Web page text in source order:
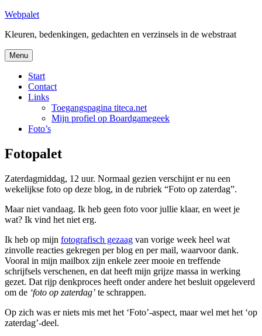
Skip
content
Webpalet
Kleuren, bedenkingen, gedachten en verzinsels in de webstraat
Menu
Start
Contact
Links
Toegangspagina titeca.net
Mijn profiel op Boardgamegeek
Foto’s
Fotopalet
Zaterdagmiddag, 12 uur. Normaal gezien verschijnt er nu een
wekelijkse foto op deze blog, in de rubriek “Foto op zaterdag”.
Maar niet vandaag. Ik heb geen foto voor jullie klaar, en weet je
wat? Ik vind het niet erg.
Ik heb op mijn fotografisch gezaag van vorige week heel wat
zinvolle reacties gekregen per blog en per mail, waarvoor dank.
Vooral in mijn mailbox zijn enkele zeer mooie en treffende
schrijfsels verschenen, en dat heeft mijn grijze massa in werking
gezet. Dat rijp denkproces heeft onder andere het besluit opgeleverd
om de ‘foto op zaterdag’ te schrappen.
Op zich was er niets mis met het ‘Foto’-aspect, maar wel met het ‘op
zaterdag’-deel.